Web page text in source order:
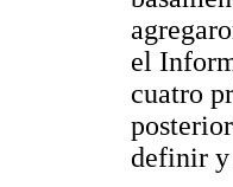
el
cuatro
definir y